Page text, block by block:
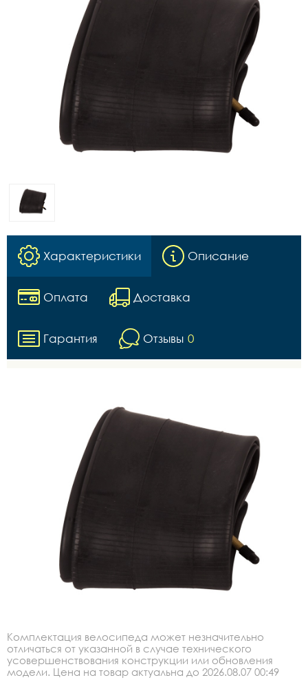
Характеристики Описание
Оплата Доставка
Гарантия Отзывы 0
Комплектация велосипеда может незначительно
отличаться от указанной в случае технического
усовершенствования конструкции или обновления
модели. Цена на товар актуальна до 2026.08.07 00:49